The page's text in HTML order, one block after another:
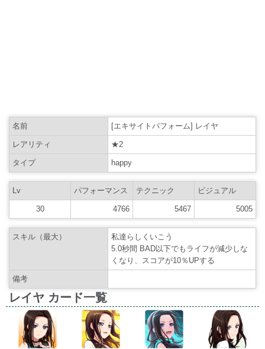
名前 [エキサイトパフォーム] レイヤ
レアリティ ★2
タイプ happy
Lv パフォーマンス テクニック ビジュアル
30 4766 5467 5005
スキル（最大）
私達らしくいこう
5.0秒間 BAD以下でもライフが減少しな
くなり、スコアが10％UPする
備考
レイヤ カード一覧